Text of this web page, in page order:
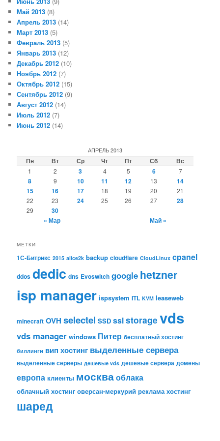
Май 2013 (8)
Апрель 2013 (14)
Март 2013 (5)
Февраль 2013 (5)
Январь 2013 (12)
Декабрь 2012 (10)
Ноябрь 2012 (7)
Октябрь 2012 (15)
Сентябрь 2012 (9)
Август 2012 (14)
Июль 2012 (7)
Июнь 2012 (14)
АПРЕЛЬ 2013
Пн Вт Ср Чт Пт Сб Вс
1 2 3 4 5 6 7
8 9 10 11 12 13
14
15
16 17 18 19 20
21
22
23 24 25 26 27 28
29
30
« Мар
Май »
МЕТКИ
1С-Битрикс 2015 alice2k backup cloudflare CloudLinux cpanel
ddos dedic dns Evoswitch google hetzner
isp manager ispsystem ITL KVM leaseweb
minecraft OVH selectel SSD sslstorage vds
vds manager windows Питер бесплатный хостинг
биллинги вип хостинг выделенные сервера
выделенные серверы дешевые vds дешевые сервера домены
европа клиенты москваоблака
облачный хостинг оверсан-меркурий реклама хостинг
шаред